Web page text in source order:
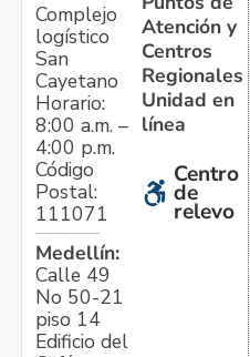
Complejo
logístico
San
Cayetano
Horario:
8:00 a.m. –
4:00 p.m.
Código
Postal:
111071
Medellín:
Calle 49
No 50-21
piso 14
Edificio del
Atención y
Centros
Regionales
Unidad en
línea
Centro
de
relevo